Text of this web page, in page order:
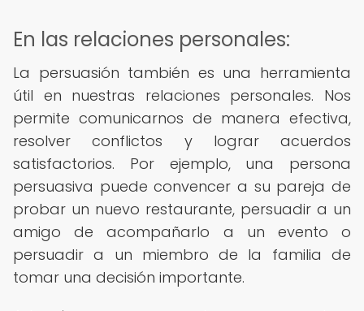
En las relaciones personales:
La persuasión también es una herramienta
útil en nuestras relaciones personales. Nos
permite comunicarnos de manera efectiva,
resolver conflictos y lograr acuerdos
satisfactorios. Por ejemplo, una persona
persuasiva puede convencer a su pareja de
probar un nuevo restaurante, persuadir a un
amigo de acompañarlo a un evento o
persuadir a un miembro de la familia de
tomar una decisión importante.